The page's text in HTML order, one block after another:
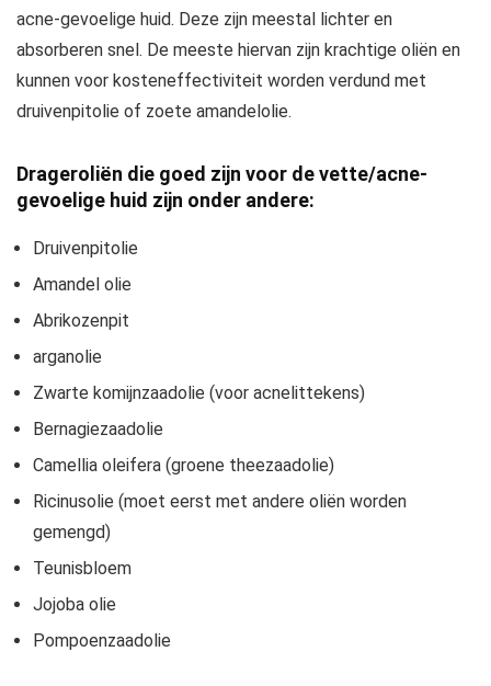
acne-gevoelige huid. Deze zijn meestal lichter en
absorberen snel. De meeste hiervan zijn krachtige oliën en
kunnen voor kosteneffectiviteit worden verdund met
druivenpitolie of zoete amandelolie.
Drageroliën die goed zijn voor de vette/acne-
gevoelige huid zijn onder andere:
Druivenpitolie
Amandel olie
Abrikozenpit
arganolie
Zwarte komijnzaadolie (voor acnelittekens)
Bernagiezaadolie
Camellia oleifera (groene theezaadolie)
Ricinusolie (moet eerst met andere oliën worden
gemengd)
Teunisbloem
Jojoba olie
Pompoenzaadolie